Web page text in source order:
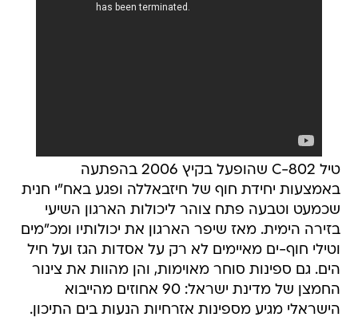
טיל C-802 שהופעל בקיץ 2006 בהפתעה
באמצעות יחידת חוף של חיזבאללה ופגע באח"י חנית
שכמעט וטבעה פתח צוהר ליכולות הארגון השיעי
בזירה הימית. מאז שיפר הארגון את יכולותיו ומכ"מים
וטילי חוף-ים מאיימים לא רק על אסדות הגז ועל חיל
הים. גם ספינות סוחר מאוימות, והן מהוות את צינור
החמצן של מדינת ישראל: 90 אחוזים מהייבוא
הישראלי מגיע מספינות אזרחיות הנעות בים התיכון.